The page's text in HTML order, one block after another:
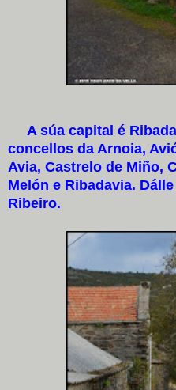
A súa capital é
concellos da Arnoia,
Avia, Castrelo de Miño,
Melón e Ribadavia.
Ribeiro.